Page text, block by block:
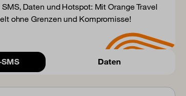
Daten und Hotspot: Mit Orange Travel
ohne Grenzen und Kompromisse!
Daten